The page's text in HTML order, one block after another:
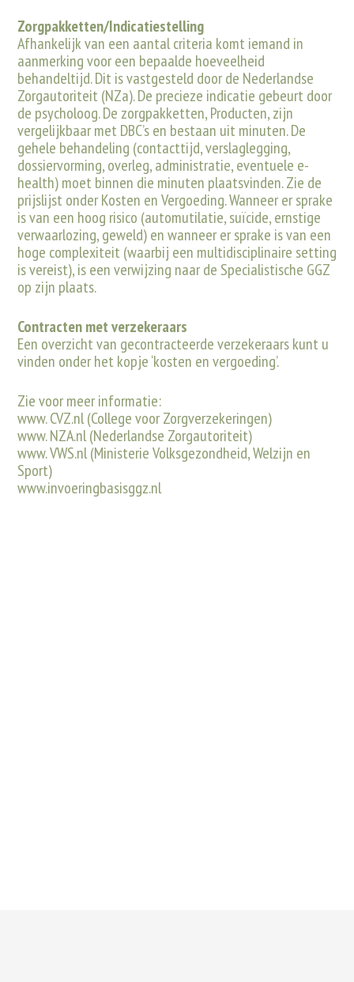
Zorgpakketten/Indicatiestelling
Afhankelijk van een aantal criteria komt iemand in
aanmerking voor een bepaalde hoeveelheid
behandeltijd. Dit is vastgesteld door de Nederlandse
Zorgautoriteit (NZa). De precieze indicatie gebeurt door
de psycholoog. De zorgpakketten, Producten, zijn
vergelijkbaar met DBC’s en bestaan uit minuten. De
gehele behandeling (contacttijd, verslaglegging,
dossiervorming, overleg, administratie, eventuele e-
health) moet binnen die minuten plaatsvinden. Zie de
prijslijst onder Kosten en Vergoeding. Wanneer er sprake
is van een hoog risico (automutilatie, suïcide, ernstige
verwaarlozing, geweld) en wanneer er sprake is van een
hoge complexiteit (waarbij een multidisciplinaire setting
is vereist), is een verwijzing naar de Specialistische GGZ
op zijn plaats.
Contracten met verzekeraars
Een overzicht van gecontracteerde verzekeraars kunt u
vinden onder het kopje ‘kosten en vergoeding’.
Zie voor meer informatie:
www. CVZ.nl(College voor Zorgverzekeringen)
www. NZA.nl(Nederlandse Zorgautoriteit)
www. VWS.nl(Ministerie Volksgezondheid, Welzijn en
Sport)
www.invoeringbasisggz.nl